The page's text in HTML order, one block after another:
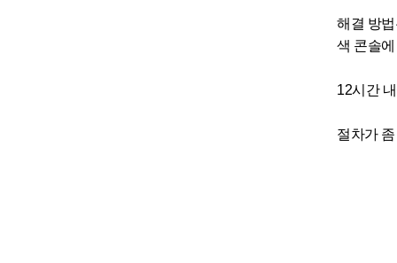
해결 방
색 콘솔
12시간
절차가